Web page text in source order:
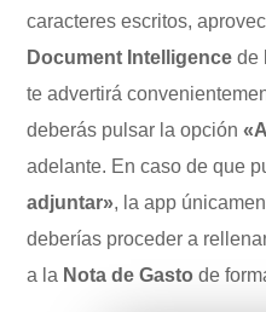
caracteres escritos,
Document Intelligence de
te advertirá
deberás pulsar la opción
adelante. En caso de que
adjuntar», la app
deberías proceder a
a la Nota de Gasto de